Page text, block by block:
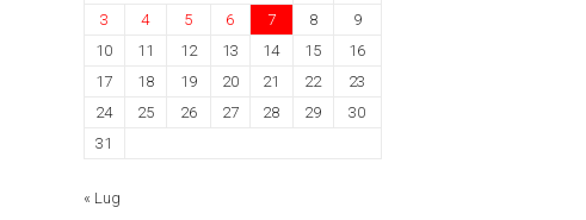
3
4 5 6 7 8
9
10
11 12 13 14 15
16
17
18 19 20 21 22
23
24
25 26 27 28 29
30
31
« Lug